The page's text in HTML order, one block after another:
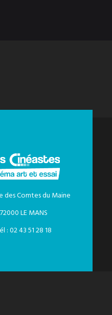
des Comtes du Maine
72000 LE MANS
: 02 43 51 28 18